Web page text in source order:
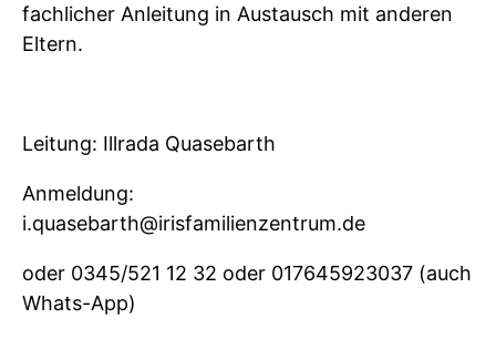
fachlicher Anleitung in Austausch mit anderen
Eltern.
Leitung: Illrada Quasebarth
Anmeldung:
i.quasebarth@irisfamilienzentrum.de
oder 0345/521 12 32 oder 017645923037 (auch
Whats-App)